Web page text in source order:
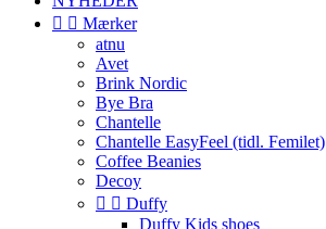
  Mærker
atnu
Avet
Brink Nordic
Bye Bra
Chantelle
Chantelle EasyFeel (tidl. Femilet)
Coffee Beanies
Decoy
  Duffy
Duffy Kids shoes